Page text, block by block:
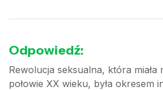
Odpowiedź:
Rewolucja seksualna, która miała
połowie XX wieku, była okresem